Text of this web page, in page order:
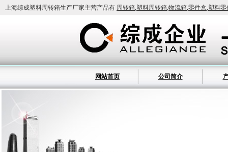
上海综成塑料周转箱生产厂家主营产品有 周转箱,塑料周转箱,物流箱,零件盒,塑料零
网站首页 公司简介